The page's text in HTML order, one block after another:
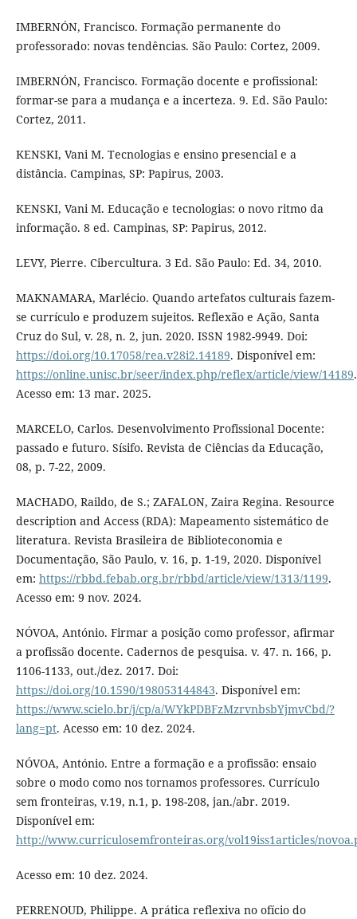
IMBERNÓN, Francisco. Formação permanente do
professorado: novas tendências. São Paulo: Cortez, 2009.
IMBERNÓN, Francisco. Formação docente e profissional:
formar-se para a mudança e a incerteza. 9. Ed. São Paulo:
Cortez, 2011.
KENSKI, Vani M. Tecnologias e ensino presencial e a
distância. Campinas, SP: Papirus, 2003.
KENSKI, Vani M. Educação e tecnologias: o novo ritmo da
informação. 8 ed. Campinas, SP: Papirus, 2012.
LEVY, Pierre. Cibercultura. 3 Ed. São Paulo: Ed. 34, 2010.
MAKNAMARA, Marlécio. Quando artefatos culturais fazem-
se currículo e produzem sujeitos. Reflexão e Ação, Santa
Cruz do Sul, v. 28, n. 2, jun. 2020. ISSN 1982-9949. Doi:
https://doi.org/10.17058/rea.v28i2.14189. Disponível em:
https://online.unisc.br/seer/index.php/reflex/article/view/14189.
Acesso em: 13 mar. 2025.
MARCELO, Carlos. Desenvolvimento Profissional Docente:
passado e futuro. Sísifo. Revista de Ciências da Educação,
08, p. 7-22, 2009.
MACHADO, Raildo, de S.; ZAFALON, Zaira Regina. Resource
description and Access (RDA): Mapeamento sistemático de
literatura. Revista Brasileira de Biblioteconomia e
Documentação, São Paulo, v. 16, p. 1-19, 2020. Disponível
em: https://rbbd.febab.org.br/rbbd/article/view/1313/1199.
Acesso em: 9 nov. 2024.
NÓVOA, António. Firmar a posição como professor, afirmar
a profissão docente. Cadernos de pesquisa. v. 47. n. 166, p.
1106-1133, out./dez. 2017. Doi:
https://doi.org/10.1590/198053144843. Disponível em:
https://www.scielo.br/j/cp/a/WYkPDBFzMzrvnbsbYjmvCbd/?
lang=pt. Acesso em: 10 dez. 2024.
NÓVOA, António. Entre a formação e a profissão: ensaio
sobre o modo como nos tornamos professores. Currículo
sem fronteiras, v.19, n.1, p. 198-208, jan./abr. 2019.
Disponível em:
http://www.curriculosemfronteiras.org/vol19iss1articles/
Acesso em: 10 dez. 2024.
PERRENOUD, Philippe. A prática reflexiva no ofício do